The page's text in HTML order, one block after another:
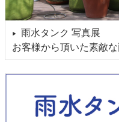
▶
雨水タンク 写真展
お客様から頂いた素敵